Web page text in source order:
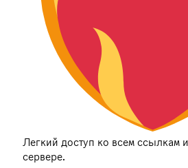
Легкий доступ ко всем ссылкам
сервере.